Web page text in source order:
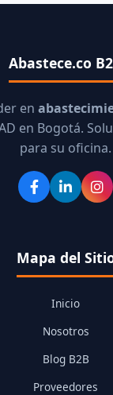
Abastece.co
en
en Bogotá.
para su oficina.
Mapa del
Inicio
Nosotros
Blog B2B
Proveedores